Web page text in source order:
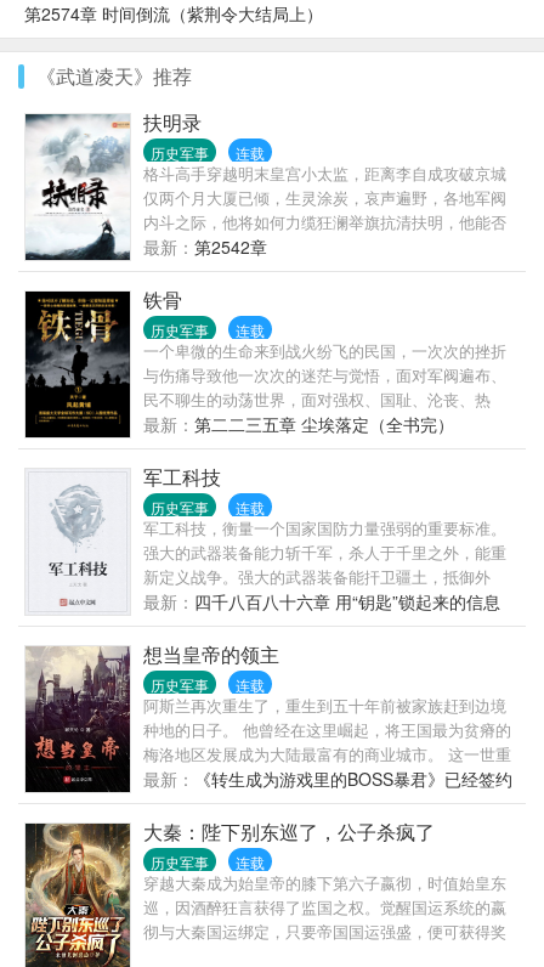
第2574章 时间倒流（紫荆令大结局上）
《武道凌天》推荐
扶明录
历史军事 连载
格斗高手穿越明末皇宫小太监，距离李自成攻破京城
仅两个月大厦已倾，生灵涂炭，哀声遍野，各地军阀
内斗之际，他将如何力缆狂澜举旗抗清扶明，他能否
阻止扬州十日，嘉定三屠……组织太监敢死队拼死护
卫龙太子，外击鞑子，内抗闯贼，虽然没有金手指，
虽然只是小太监，但我要扶起大明的龙旗。
最新： 第2542章
铁骨
历史军事 连载
一个卑微的生命来到战火纷飞的民国，一次次的挫折
与伤痛导致他一次次的迷茫与觉悟，面对军阀遍布、
民不聊生的动荡世界，面对强权、国耻、沦丧、热
血……这个只为了好好活下去而苦心钻营的麻木看
客，不知不觉被卷入一次次的历史大事件中，糊里糊
涂走上了从军之路。
最新： 第二二三五章 尘埃落定（全书完）
军工科技
历史军事 连载
军工科技，衡量一个国家国防力量强弱的重要标准。
强大的武器装备能力斩千军，杀人于千里之外，能重
新定义战争。强大的武器装备能扞卫疆土，抵御外
敌，护佑国泰民安，保我盛世太平。我愿为这大国复
兴锻造利剑，我愿为这国泰民安熔铸长城。持我利
剑，必将披荆斩棘，所向披靡。守我长城，必能克敌
制胜，捷报频传。>
最新： 四千八百八十六章 用“钥匙”锁起来的信息
想当皇帝的领主
历史军事 连载
阿斯兰再次重生了，重生到五十年前被家族赶到边境
种地的日子。 他曾经在这里崛起，将王国最为贫瘠的
梅洛地区发展成为大陆最富有的商业城市。 这一世重
来，他不想当领主与权臣了，他想要当皇帝。 阿斯兰
名言。 不想当皇帝的领主，就是不是一个好领主。
最新：
《转生成为游戏里的BOSS暴君》已经签约
啦，没有切的可能了
大秦：陛下别东巡了，公子杀疯了
历史军事 连载
穿越大秦成为始皇帝的膝下第六子嬴彻，时值始皇东
巡，因酒醉狂言获得了监国之权。觉醒国运系统的嬴
彻与大秦国运绑定，只要帝国国运强盛，便可获得奖